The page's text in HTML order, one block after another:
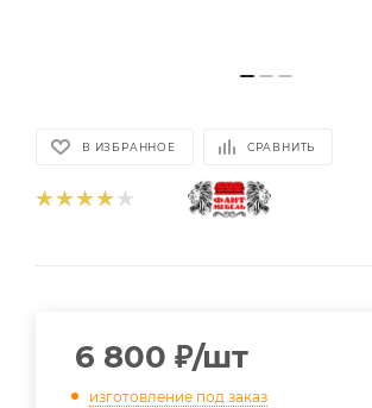
В ИЗБРАННОЕ СРАВНИТЬ
6 800 ₽/шт
изготовление под заказ